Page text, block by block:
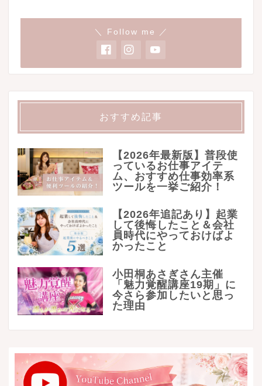
＼ Follow me ／
おすすめ記事
【2026年最新版】普段使
っているお仕事アイテ
ム、おすすめ仕事効率系
ツールを一挙ご紹介！
【2026年追記あり】起業
して後悔したこと＆会社
員時代にやっておけばよ
かったこと
小田桐あさぎさん主催
「魅力覚醒講座19期」に
今さら参加したいと思っ
た理由